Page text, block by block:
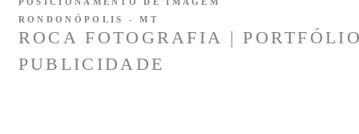
ROCA FOTOGRAFIA |
PUBLICIDADE
RONDONÓPOLIS - MT